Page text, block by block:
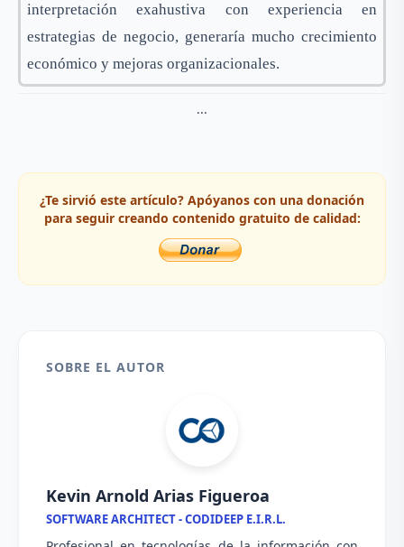
interpretación exahustiva con experiencia en
estrategias de negocio, generaría mucho crecimiento
económico y mejoras organizacionales.
...
¿Te sirvió este artículo? Apóyanos con una donación
para seguir creando contenido gratuito de calidad:
SOBRE EL AUTOR
Kevin Arnold Arias Figueroa
SOFTWARE ARCHITECT - CODIDEEP E.I.R.L.